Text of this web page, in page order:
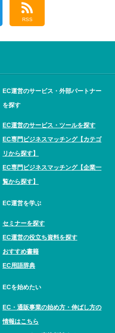
RSS
EC運営のサービス・外部パートナー
を探す
EC運営のサービス・ツールを探す
EC専門ビジネスマッチング【カテゴ
リから探す】
EC専門ビジネスマッチング【企業一
覧から探す】
EC運営を学ぶ
セミナーを探す
EC運営の役立ち資料を探す
おすすめ書籍
EC用語辞典
ECを始めたい
EC・通販事業の始め方・伸ばし方の
情報はこちら